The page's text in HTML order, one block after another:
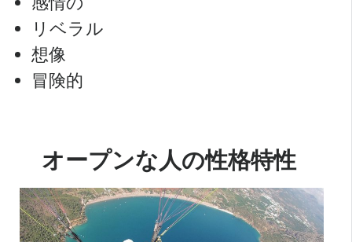
リベラル
想像
冒険的
オープンな人の性格特性